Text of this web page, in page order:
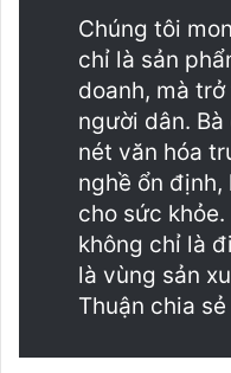
Chúng tôi
chỉ là sản
doanh, mà
người dân.
nét văn hóa
nghề ổn định,
cho sức khỏe.
không chỉ là
là vùng sản
Thuận chia